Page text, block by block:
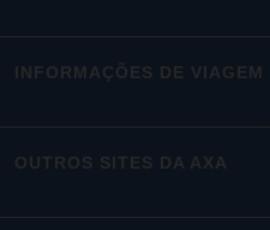
INFORMAÇÕES DE VIAGEM
OUTROS SITES DA AXA